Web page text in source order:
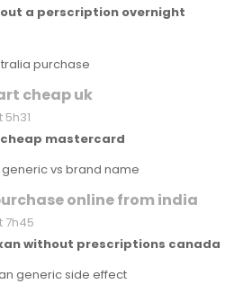
a perscription overnight
purchase
cheap uk
mastercard
vs brand name
online from india
7h45
without prescriptions canada
generic side effect